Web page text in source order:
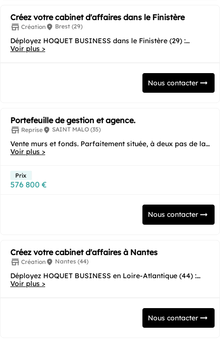
Créez votre cabinet d'affaires dans le Finistère
Création Brest (29)
Déployez HOQUET BUSINESS dans le Finistère (29) :
l'accélérateur de projets immobiliers...
Voir plus >
Nous contacter
Portefeuille de gestion et agence.
Reprise SAINT MALO (35)
Vente murs et fonds. Parfaitement située, à deux pas de la
mer et de l'intra muros de Saint Malo, ce...
Voir plus >
Prix
576 800 €
Nous contacter
Créez votre cabinet d'affaires à Nantes
Création Nantes (44)
Déployez HOQUET BUSINESS en Loire-Atlantique (44) :
pilotez l'immobilier professionnel sur une terre...
Voir plus >
Nous contacter